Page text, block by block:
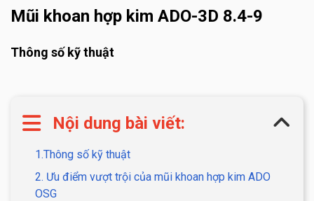
Mũi khoan hợp kim ADO-3D 8.4-9
Thông số kỹ thuật
Nội dung bài viết:
1.Thông số kỹ thuật
2. Ưu điểm vượt trội của mũi khoan hợp kim ADO
OSG